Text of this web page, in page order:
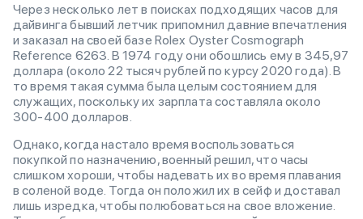
Через несколько лет в поисках подходящих часов для
дайвинга бывший летчик припомнил давние впечатления
и заказал на своей базе Rolex Oyster Cosmograph
Reference 6263. В 1974 году они обошлись ему в 345,97
доллара (около 22 тысяч рублей по курсу 2020 года). В
то время такая сумма была целым состоянием для
служащих, поскольку их зарплата составляла около
300-400 долларов.
Однако, когда настало время воспользоваться
покупкой по назначению, военный решил, что часы
слишком хороши, чтобы надевать их во время плавания
в соленой воде. Тогда он положил их в сейф и доставал
лишь изредка, чтобы полюбоваться на свое вложение.